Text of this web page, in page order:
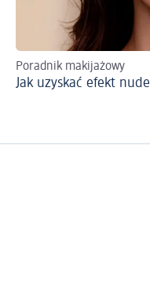
Poradnik makijażowy
Jak uzyskać efekt nude